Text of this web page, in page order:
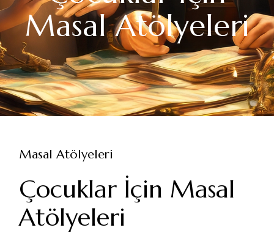
Masal Atölyeleri
Masal Atölyeleri
Çocuklar İçin Masal
Atölyeleri